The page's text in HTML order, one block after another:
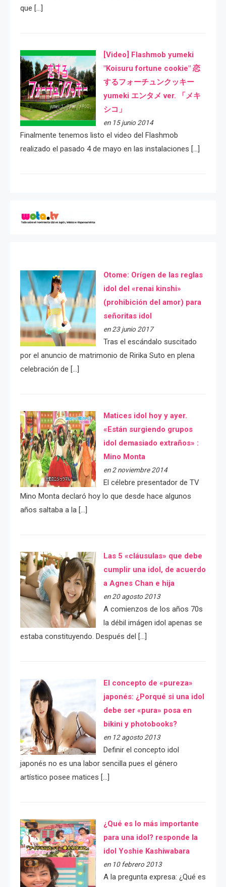
que […]
[Video] Flashmob yumeki
"Koisuru fortune cookie" 恋
するフォーチュンクッキー
yumeki エンタメ ver. 「メキ
シコ」
en 15 junio 2014
Finalmente tenemos listo el video del Flashmob
realizado el pasado 4 de mayo en las instalaciones […]
Otome: Orígen de las reglas
idol del «renai kinshi»
(prohibición del amor) para
señoritas idol
en 23 junio 2017
Tras el escándalo suscitado
por el anuncio de matrimonio de Ririka Suto en plena
celebración de […]
Matices idol hoy y ayer.
«Están surgiendo grupos
idol demasiado extraños» :
Mino Monta
en 2 noviembre 2014
El célebre presentador de TV
Mino Monta declaró hoy lo que desde hace algunos
años saltaba a la […]
Las 5 «cláusulas» que debe
cumplir una idol, de acuerdo
a Agnes Chan e hija
en 20 agosto 2013
A comienzos de los años 70s
la débil imágen idol apenas se
estaba constituyendo. Después del […]
El concepto de «pureza»
japonés: ¿Porqué si una idol
debe ser «pura» posa en
bikini y photobooks?
en 12 agosto 2013
Definir el concepto idol
japonés no es una labor sencilla pues el género
artístico posee matices […]
¿Qué es lo más importante
para una idol? responde la
idol Yoshie Kashiwabara
en 10 febrero 2013
A la pregunta expresa: ¿Qué es